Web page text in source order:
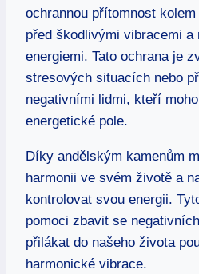
ochrannou přítomnost
před škodlivými vibracemi a
energiemi. Tato ochrana je
stresových situacích nebo
negativními lidmi, kteří
energetické pole.
Díky andělským kamenům
harmonii ve svém životě a
kontrolovat svou energii.
pomoci zbavit se
přilákat do našeho života
harmonické vibrace.